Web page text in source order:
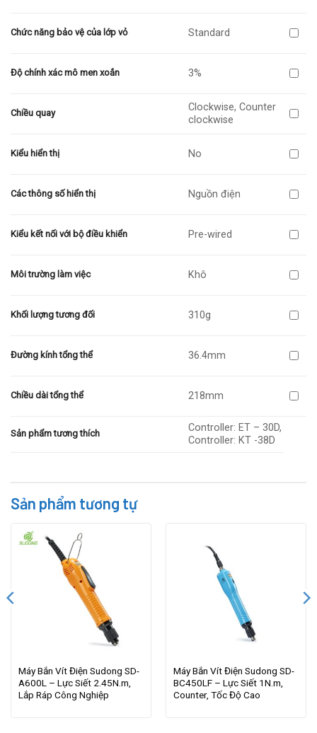
Chức năng bảo vệ của lớp vỏ Standard
Độ chính xác mô men xoắn 3%
Chiều quay
Clockwise, Counter
clockwise
Kiểu hiển thị No
Các thông số hiển thị Nguồn điện
Kiểu kết nối với bộ điều khiển Pre-wired
Môi trường làm việc Khô
Khối lượng tương đối 310g
Đường kính tổng thể 36.4mm
Chiều dài tổng thể 218mm
Sản phẩm tương thích
Controller: ET – 30D,
Controller: KT -38D
Sản phẩm tương tự
Máy Bắn Vít Điện Sudong SD-
A600L – Lực Siết 2.45N.m,
Lắp Ráp Công Nghiệp
Máy Bắn Vít Điện Sudong SD-
BC450LF – Lực Siết 1N.m,
Counter, Tốc Độ Cao